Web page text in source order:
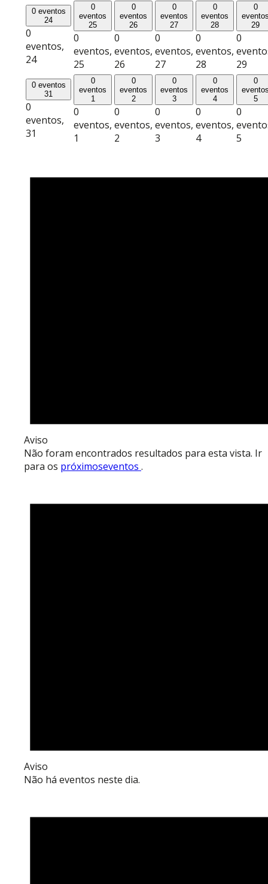
0 eventos
24
0
eventos,
24
0
eventos
25
0
eventos,
25
0
eventos
26
0
eventos,
26
0
eventos
27
0
eventos,
27
0
eventos
28
0
eventos,
28
0
29
0
29
0 eventos
31
0
eventos,
31
0
eventos
1
0
eventos,
1
0
eventos
2
0
eventos,
2
0
eventos
3
0
eventos,
3
0
eventos
4
0
eventos,
4
0
5
0
5
Aviso
Não foram encontrados resultados para esta vista. Ir
para os próximoseventos .
Aviso
Não há eventos neste dia.